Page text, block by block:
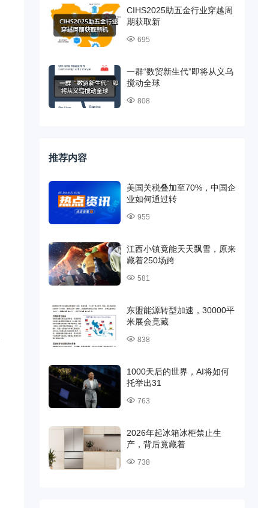
CIHS2025助五金行业穿越周
期获取新
695
一群“数贸新生代”即将从义乌
搅动全球
808
推荐内容
美国关税叠加至70%，中国企
业如何通过转
955
江西小镇竟能天天飘雪，原来
藏着250场跨
581
东盟能源转型加速，30000平
米展会竟藏
838
1000天后的世界，AI将如何
托举出31
763
2026年起冰箱冰柜禁止生
产，背后竟藏着
738